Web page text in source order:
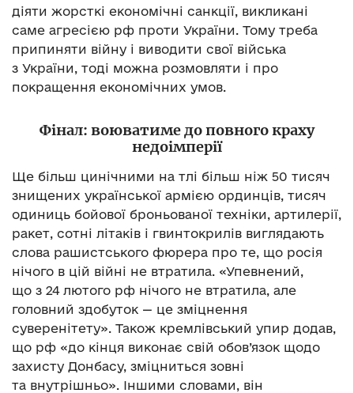
діяти жорсткі економічні санкції, викликані
саме агресією рф проти України. Тому треба
припиняти війну і виводити свої війська
з України, тоді можна розмовляти і про
покращення економічних умов.
Фінал: воюватиме до повного краху
недоімперії
Ще більш цинічними на тлі більш ніж 50 тисяч
знищених української армією ординців, тисяч
одиниць бойової броньованої техніки, артилерії,
ракет, сотні літаків і гвинтокрилів виглядають
слова рашистського фюрера про те, що росія
нічого в цій війні не втратила. «Упевнений,
що з 24 лютого рф нічого не втратила, але
головний здобуток — це зміцнення
суверенітету». Також кремлівський упир додав,
що рф «до кінця виконає свій обов’язок щодо
захисту Донбасу, зміцниться зовні
та внутрішньо». Іншими словами, він